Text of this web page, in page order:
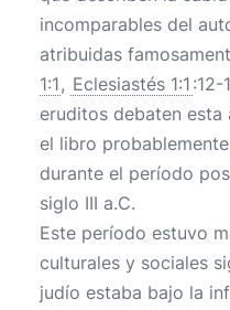
incomparables del
atribuidas
1:1, Eclesiastés 1:1 :12-
eruditos debaten
el libro
durante el período
siglo III a.C.
Este período estuvo
culturales y sociales
judío estaba bajo la